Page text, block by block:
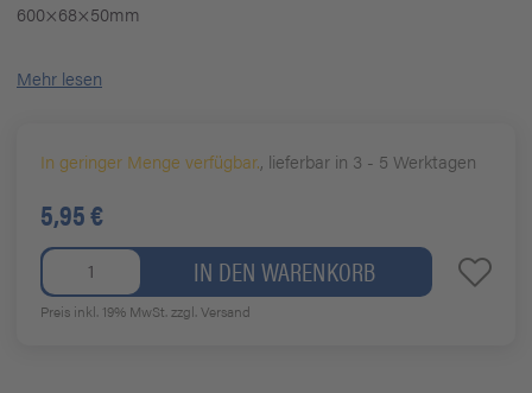
600×68×50mm
Mehr lesen
In geringer Menge verfügbar., lieferbar in 3 - 5 Werktagen
5,95 €
IN DEN WARENKORB
Preis inkl. 19% MwSt.zzgl. Versand